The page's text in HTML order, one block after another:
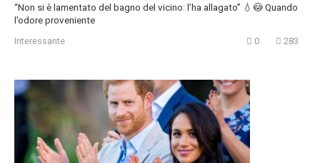
“Non si è lamentato del bagno del vicino: l’ha allagato” 💧😳 Quando
l’odore proveniente
Interessante 0 283